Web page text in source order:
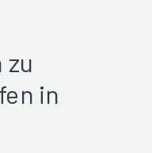
zu
in